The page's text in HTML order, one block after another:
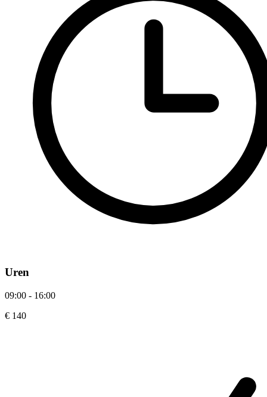
Uren
09:00 - 16:00
€ 140